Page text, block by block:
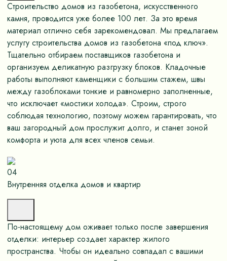
Строительство домов из газобетона, искусственного
камня, проводится уже более 100 лет. За это время
материал отлично себя зарекомендовал. Мы предлагаем
услугу строительства домов из газобетона «под ключ».
Тщательно отбираем поставщиков газобетона и
организуем деликатную разгрузку блоков. Кладочные
работы выполняют каменщики с большим стажем, швы
между газоблоками тонкие и равномерно заполненные,
что исключает «мостики холода». Строим, строго
соблюдая технологию, поэтому можем гарантировать, что
ваш загородный дом прослужит долго, и станет зоной
комфорта и уюта для всех членов семьи.
04
Внутренняя отделка домов и квартир
По-настоящему дом оживает только после завершения
отделки: интерьер создает характер жилого
пространства. Чтобы он идеально совпадал с вашими